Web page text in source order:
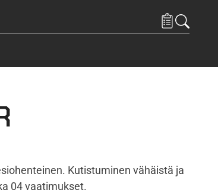
Kutistuminen vähäistä ja
04 vaatimukset.